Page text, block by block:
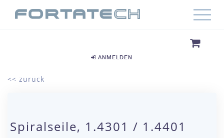
ANMELDEN
<< zurück
Spiralseile, 1.4301 / 1.4401